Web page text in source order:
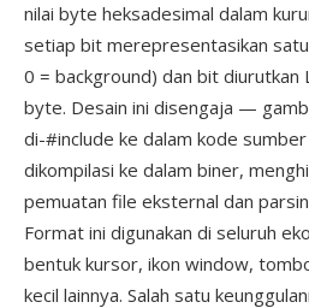
nilai byte heksadesimal dalam
setiap bit merepresentasikan
0 = background) dan bit diurutkan
byte. Desain ini disengaja —
di-#include ke dalam kode
dikompilasi ke dalam biner,
pemuatan file eksternal dan
Format ini digunakan di seluruh
bentuk kursor, ikon window,
kecil lainnya. Salah satu